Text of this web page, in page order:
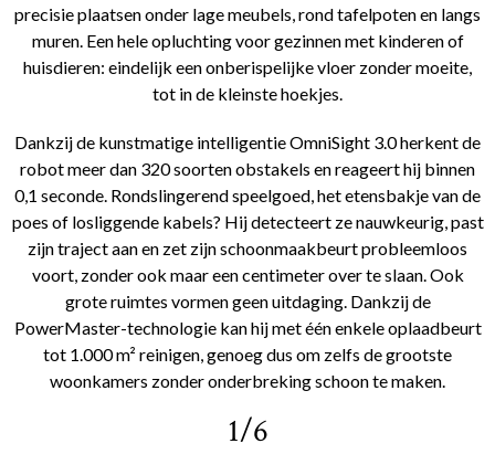
precisie plaatsen onder lage meubels, rond tafelpoten en langs
muren. Een hele opluchting voor gezinnen met kinderen of
huisdieren: eindelijk een onberispelijke vloer zonder moeite,
tot in de kleinste hoekjes.
Dankzij de kunstmatige intelligentie OmniSight 3.0 herkent de
robot meer dan 320 soorten obstakels en reageert hij binnen
0,1 seconde. Rondslingerend speelgoed, het etensbakje van de
poes of losliggende kabels? Hij detecteert ze nauwkeurig, past
zijn traject aan en zet zijn schoonmaakbeurt probleemloos
voort, zonder ook maar een centimeter over te slaan. Ook
grote ruimtes vormen geen uitdaging. Dankzij de
PowerMaster-technologie kan hij met één enkele oplaadbeurt
tot 1.000 m² reinigen, genoeg dus om zelfs de grootste
woonkamers zonder onderbreking schoon te maken.
1/6